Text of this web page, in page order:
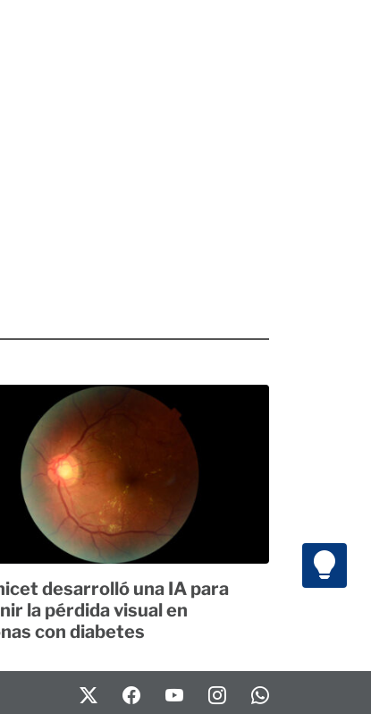
desarrolló una IA para
la pérdida visual en
con diabetes